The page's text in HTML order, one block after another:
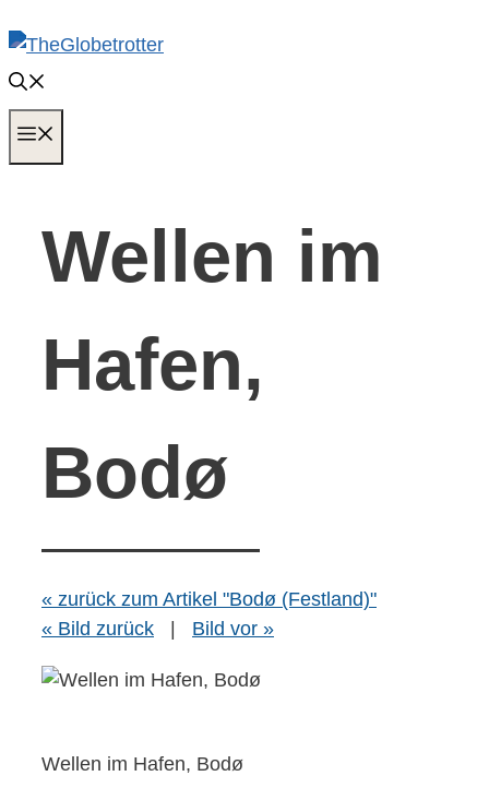
Inhalt
springen
Wellen im
Hafen,
Bodø
« zurück zum Artikel "Bodø (Festland)"
« Bild zurück
| Bild vor »
Wellen im Hafen, Bodø